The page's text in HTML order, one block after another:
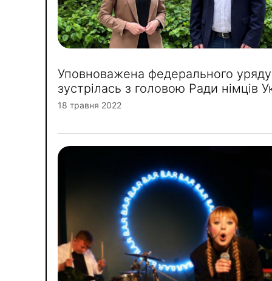
Уповноважена федерального уряду
зустрілась з головою Ради німців
18 травня 2022